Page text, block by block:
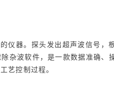
仪器。探头发出超声波信号，
杂波软件，是一款数据准确、
艺控制过程。